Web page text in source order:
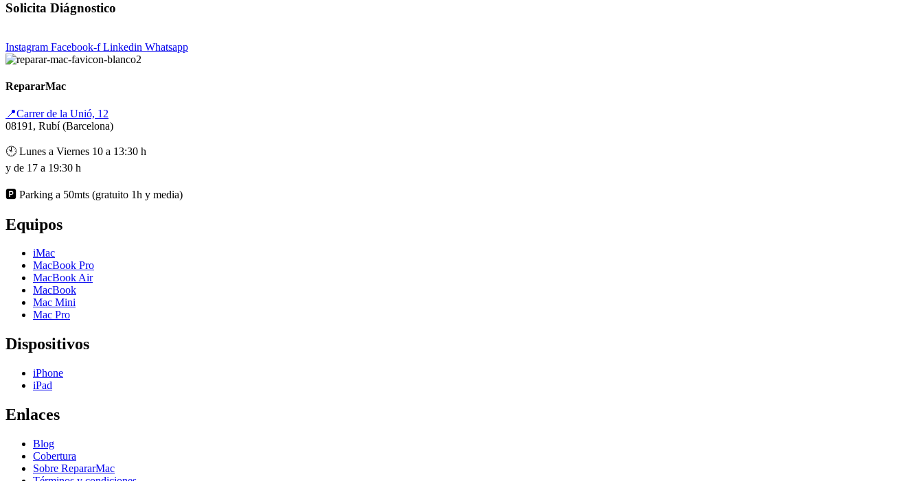
Solicita Diágnostico
Instagram Facebook-f Linkedin Whatsapp
RepararMac
📍Carrer de la Unió, 12
08191, Rubí (Barcelona)
🕙 Lunes a Viernes 10 a 13:30 h
y de 17 a 19:30 h
🅿️ Parking a 50mts (gratuito 1h y media)
Equipos
iMac
MacBook Pro
MacBook Air
MacBook
Mac Mini
Mac Pro
Dispositivos
iPhone
iPad
Enlaces
Blog
Cobertura
Sobre RepararMac